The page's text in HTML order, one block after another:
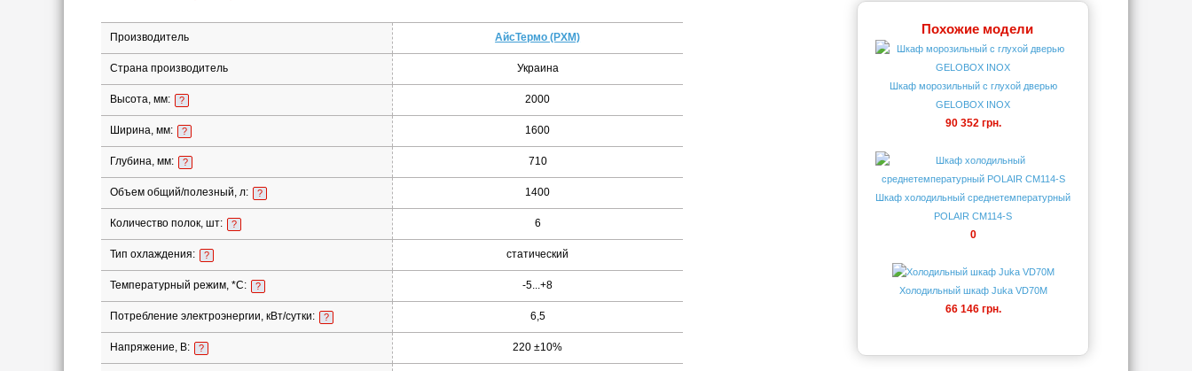
Производитель АйсТермо (РХМ)
Страна производитель Украина
Высота, мм: ? 2000
Ширина, мм: ? 1600
Глубина, мм: ? 710
Объем общий/полезный, л: ? 1400
Количество полок, шт: ? 6
Тип охлаждения: ? статический
Температурный режим, *С: ? -5...+8
Потребление электроэнергии, кВт/сутки: ? 6,5
Напряжение, В: ? 220 ±10%
Похожие модели
Шкаф морозильный с глухой дверью
GELOBOX INOX
90 352 грн.
Шкаф холодильный среднетемпературный
POLAIR CM114-S
0
Холодильный шкаф Juka VD70M
66 146 грн.